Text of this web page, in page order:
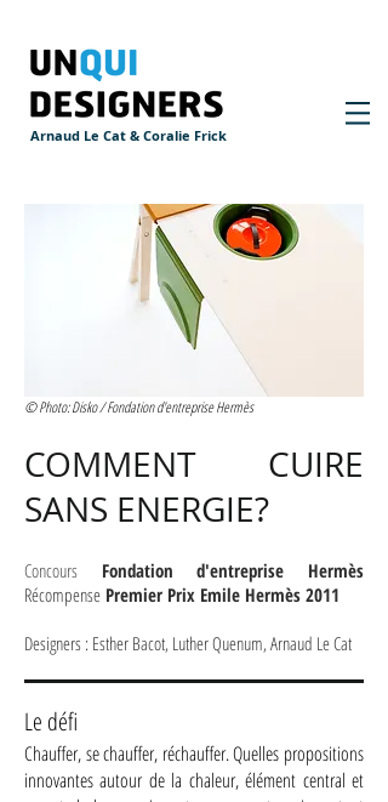
Arnaud Le Cat & Coralie Frick
© Photo: Disko / Fondation d'entreprise Hermès
COMMENT CUIRE
SANS ENERGIE?
Concours Fondation d'entreprise Hermès
Récompense Premier Prix Emile Hermès 2011
Designers : Esther Bacot, Luther Quenum, Arnaud Le Cat
Le défi
Chauffer, se chauffer, réchauffer. Quelles propositions
innovantes autour de la chaleur, élément central et